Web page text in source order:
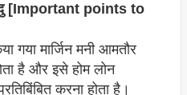
[Important points to
गया मार्जिन मनी आमतौर
है और इसे होम लोन
करना होता है।